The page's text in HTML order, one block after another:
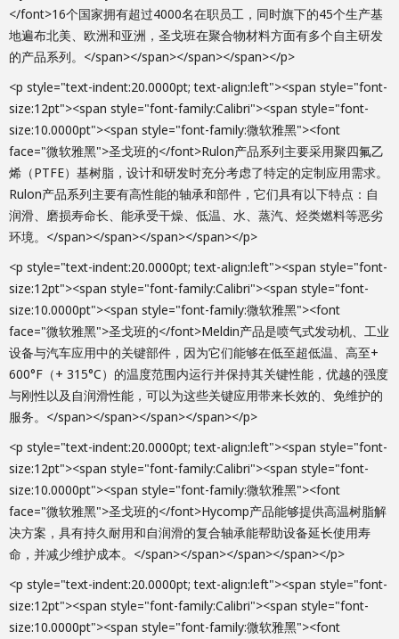
</font>16个国家拥有超过4000名在职员工，同时旗下的45个生产基
地遍布北美、欧洲和亚洲，圣戈班在聚合物材料方面有多个自主研发
的产品系列。</span></span></span></span></p>
<p style="text-indent:20.0000pt; text-align:left"><span style="font-
size:12pt"><span style="font-family:Calibri"><span style="font-
size:10.0000pt"><span style="font-family:微软雅黑"><font
face="微软雅黑">圣戈班的</font>Rulon产品系列主要采用聚四氟乙
烯（PTFE）基树脂，设计和研发时充分考虑了特定的定制应用需求。
Rulon产品系列主要有高性能的轴承和部件，它们具有以下特点：自
润滑、磨损寿命长、能承受干燥、低温、水、蒸汽、烃类燃料等恶劣
环境。</span></span></span></span></p>
<p style="text-indent:20.0000pt; text-align:left"><span style="font-
size:12pt"><span style="font-family:Calibri"><span style="font-
size:10.0000pt"><span style="font-family:微软雅黑"><font
face="微软雅黑">圣戈班的</font>Meldin产品是喷气式发动机、工业
设备与汽车应用中的关键部件，因为它们能够在低至超低温、高至+
600°F（+ 315°C）的温度范围内运行并保持其关键性能，优越的强度
与刚性以及自润滑性能，可以为这些关键应用带来长效的、免维护的
服务。</span></span></span></span></p>
<p style="text-indent:20.0000pt; text-align:left"><span style="font-
size:12pt"><span style="font-family:Calibri"><span style="font-
size:10.0000pt"><span style="font-family:微软雅黑"><font
face="微软雅黑">圣戈班的</font>Hycomp产品能够提供高温树脂解
决方案，具有持久耐用和自润滑的复合轴承能帮助设备延长使用寿
命，并减少维护成本。</span></span></span></span></p>
<p style="text-indent:20.0000pt; text-align:left"><span style="font-
size:12pt"><span style="font-family:Calibri"><span style="font-
size:10.0000pt"><span style="font-family:微软雅黑"><font